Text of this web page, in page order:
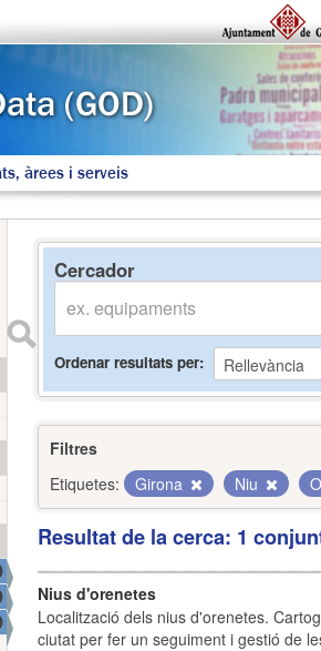
àrees i serveis
Cercador
Ordenar resultats per
Filtres
Etiquetes:
Girona Niu
Resultat de la cerca: 1
Nius d'orenetes
Localització dels nius d'orenetes.
ciutat per fer un seguiment i gestió de